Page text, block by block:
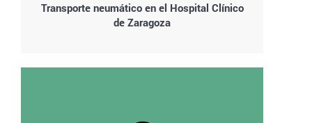
Transporte neumático en el Hospital Clínico
de Zaragoza